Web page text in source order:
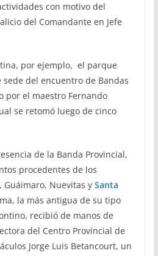
con motivo del
del Comandante en Jefe
por ejemplo, el parque
sede del encuentro de Bandas
por el maestro Fernando
se retomó luego de cinco
de la Banda Provincial,
procedentes de los
Nuevitas y Santa
la más antigua de su tipo
recibió de manos de
del Centro Provincial de
Jorge Luis Betancourt, un